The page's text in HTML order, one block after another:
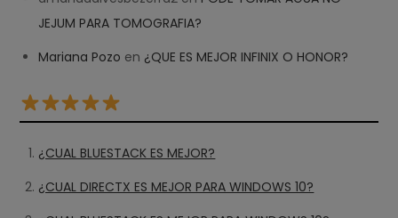
JEJUM PARA TOMOGRAFIA?
Mariana Pozo en ¿QUE ES MEJOR INFINIX O HONOR?
¿CUAL BLUESTACK ES MEJOR?
¿CUAL DIRECTX ES MEJOR PARA WINDOWS 10?